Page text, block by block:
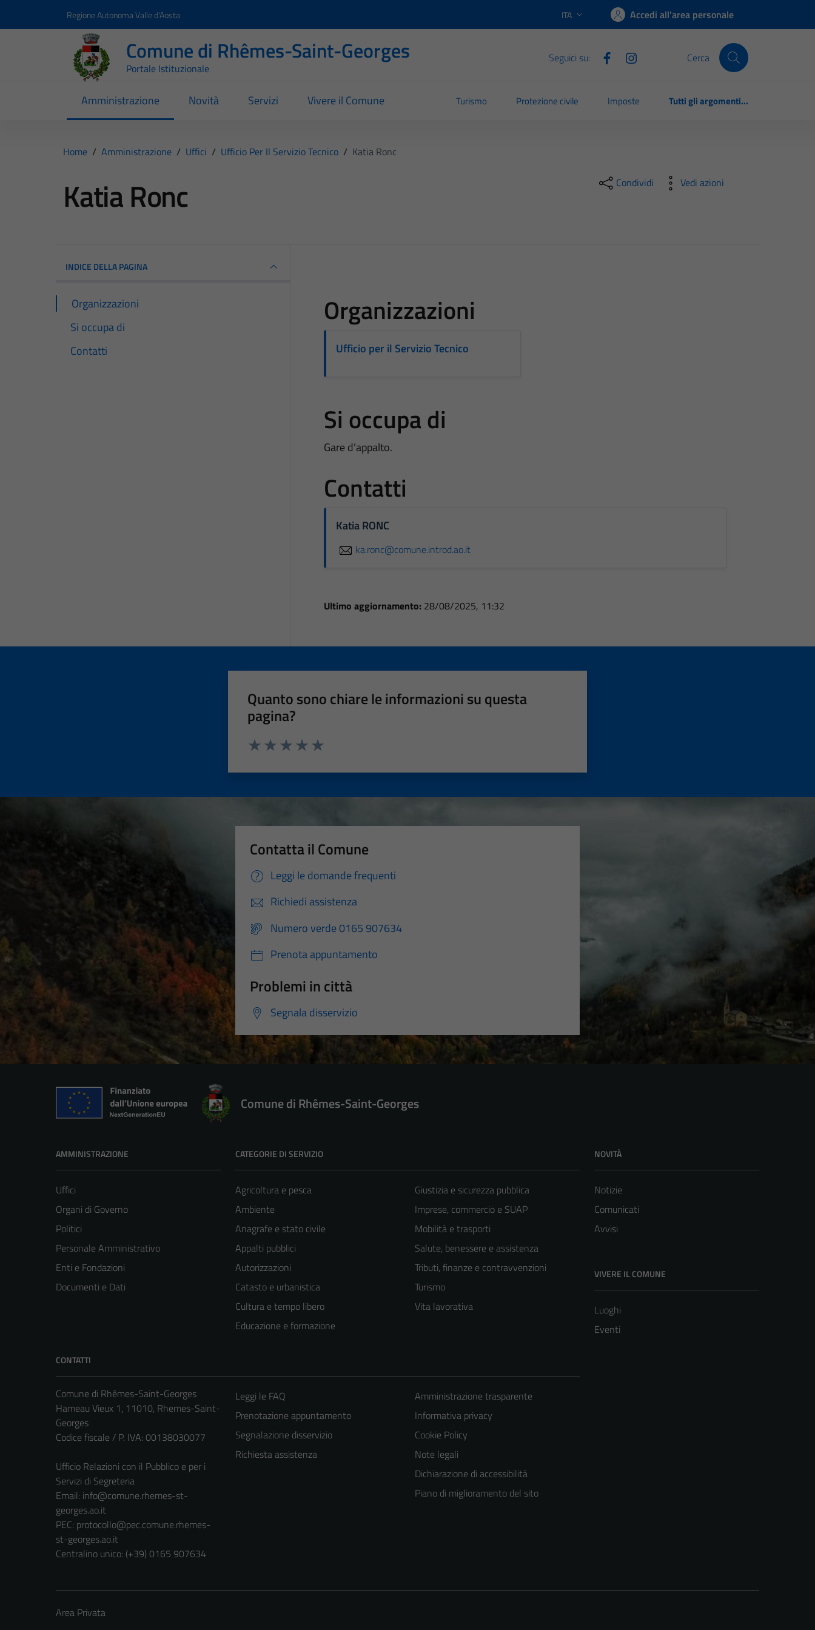
Regione Autonoma Valle d'Aosta Lingua attiva:
ITA Accedi all'area personale
Comune di Rhêmes-Saint-Georges
Portale Istituzionale
Seguici su: Cerca
Amministrazione Novità Servizi Vivere il Comune Turismo Protezione civile Imposte Tutti gli argomenti...
Home / Amministrazione / Uffici / Ufficio Per Il Servizio Tecnico / Katia Ronc
Katia Ronc Condividi Vedi azioni
INDICE DELLA PAGINA
Organizzazioni
Si occupa di
Contatti
Organizzazioni
Ufficio per il Servizio Tecnico
Si occupa di
Gare d’appalto.
Contatti
Katia RONC
ka.ronc@comune.introd.ao.it
Ultimo aggiornamento: 28/08/2025, 11:32
Quanto sono chiare le informazioni su questa
pagina?
Contatta il Comune
Leggi le domande frequenti
Richiedi assistenza
Numero verde 0165 907634
Prenota appuntamento
Problemi in città
Segnala disservizio
Comune di Rhêmes-Saint-Georges
AMMINISTRAZIONE
Uffici
Organi di Governo
Politici
Personale Amministrativo
Enti e Fondazioni
Documenti e Dati
CATEGORIE DI SERVIZIO
Agricoltura e pesca
Ambiente
Anagrafe e stato civile
Appalti pubblici
Autorizzazioni
Catasto e urbanistica
Cultura e tempo libero
Educazione e formazione
Giustizia e sicurezza pubblica
Imprese, commercio e SUAP
Mobilità e trasporti
Salute, benessere e assistenza
Tributi, finanze e contravvenzioni
Turismo
Vita lavorativa
NOVITÀ
Notizie
Comunicati
Avvisi
VIVERE IL COMUNE
Luoghi
Eventi
CONTATTI
Comune di Rhêmes-Saint-Georges
Hameau Vieux 1, 11010, Rhemes-Saint-
Georges
Codice fiscale / P. IVA: 00138030077
Ufficio Relazioni con il Pubblico e per i
Servizi di Segreteria
Email: info@comune.rhemes-st-
georges.ao.it
PEC: protocollo@pec.comune.rhemes-
st-georges.ao.it
Centralino unico: (+39) 0165 907634
Leggi le FAQ
Prenotazione appuntamento
Segnalazione disservizio
Richiesta assistenza
Amministrazione trasparente
Informativa privacy
Cookie Policy
Note legali
Dichiarazione di accessibilità
Piano di miglioramento del sito
Area Privata